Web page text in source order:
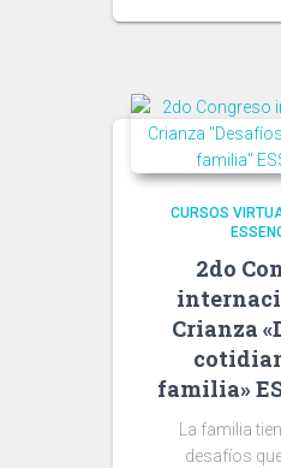
CURSOS
2do
Crianza
familia»
La familia
desafíos